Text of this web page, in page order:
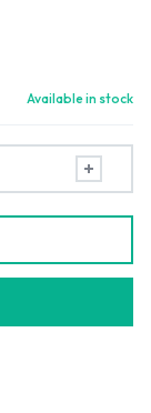
Available in stock